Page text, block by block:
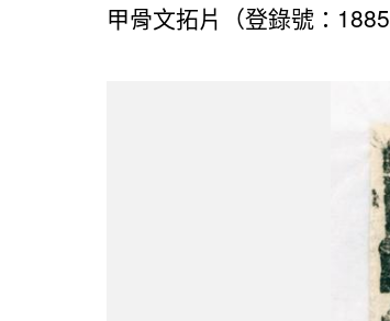
甲骨文拓片（登錄號：